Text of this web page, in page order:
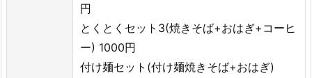
円
とくとくセット3(焼きそば+おはぎ+コーヒ
ー) 1000円
付け麺セット(付け麺焼きそば+おはぎ)